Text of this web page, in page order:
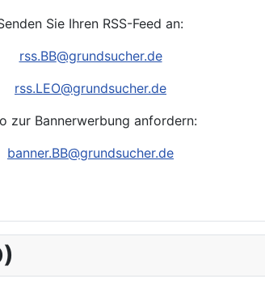
Sie Ihren RSS-Feed an:
rss.BB@grundsucher.de
rss.LEO@grundsucher.de
zur Bannerwerbung anfordern:
banner.BB@grundsucher.de